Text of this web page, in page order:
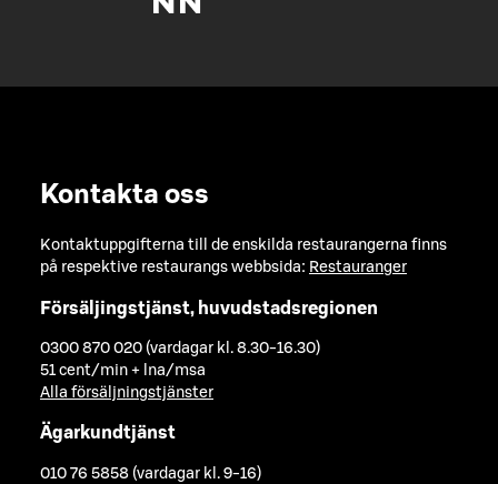
Kontakta oss
Kontaktuppgifterna till de enskilda restaurangerna finns
på respektive restaurangs webbsida: Restauranger
Försäljingstjänst, huvudstadsregionen
0300 870 020 (vardagar kl. 8.30-16.30)
51 cent/min + lna/msa
Alla försäljningstjänster
Ägarkundtjänst
010 76 5858 (vardagar kl. 9-16)